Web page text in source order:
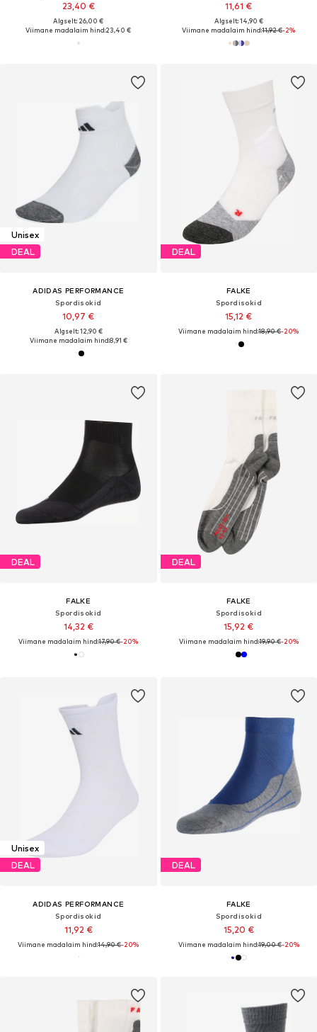
23,40 €
Algselt: 26,00 €
Viimane madalaim hind:23,40 €
11,61 €
Algselt: 14,90 €
Viimane madalaim hind:11,92 €-2%
Unisex
DEAL
ADIDAS PERFORMANCE
Spordisokid
10,97 €
Algselt: 12,90 €
Viimane madalaim hind:8,91 €
DEAL
FALKE
Spordisokid
15,12 €
Viimane madalaim hind:18,90 €-20%
DEAL
FALKE
Spordisokid
14,32 €
Viimane madalaim hind:17,90 €-20%
DEAL
FALKE
Spordisokid
15,92 €
Viimane madalaim hind:19,90 €-20%
Unisex
DEAL
ADIDAS PERFORMANCE
Spordisokid
11,92 €
Viimane madalaim hind:14,90 €-20%
DEAL
FALKE
Spordisokid
15,20 €
Viimane madalaim hind:19,00 €-20%